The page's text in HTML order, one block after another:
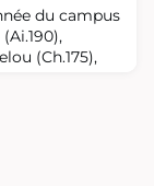
du campus
(Ch.175),